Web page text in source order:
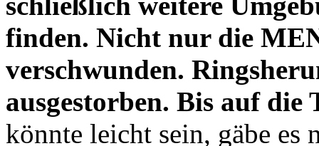
finden. Nicht nur die
verschwunden.
ausgestorben. Bis auf die
könnte leicht sein, gäbe es